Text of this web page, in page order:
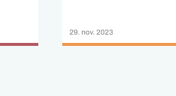
29. nov. 2023